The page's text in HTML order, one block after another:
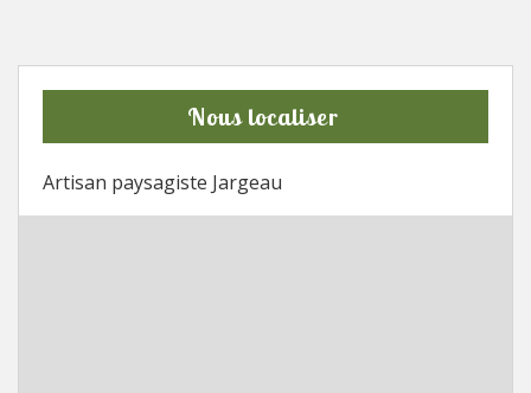
Nous localiser
Artisan paysagiste Jargeau